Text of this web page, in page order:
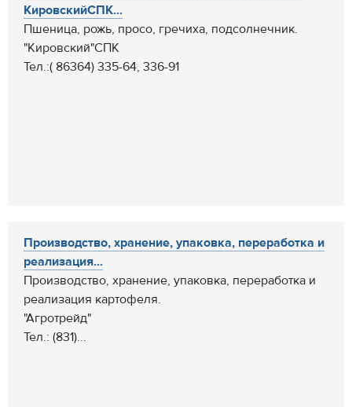
КировскийСПК...
Пшеница, рожь, просо, гречиха, подсолнечник.
"Кировский"СПК
Тел.:( 86364) 335-64, 336-91
Производство, хранение, упаковка, переработка и
реализация...
Производство, хранение, упаковка, переработка и
реализация картофеля.
"Агротрейд"
Тел.: (831)...